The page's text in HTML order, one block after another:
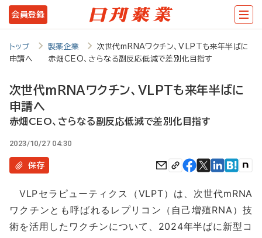
メ
イ
ン
テ
ツ
に
会員登録
トップ 製薬企業
次世代mRNAワクチン、VLPTも来年半ばに
申請へ 赤畑CEO、さらなる副反応低減で差別化目指す
次世代mRNAワクチン、VLPTも来年半ばに
申請へ
赤畑CEO、さらなる副反応低減で差別化目指す
2023/10/27 04:30
保存
VLPセラピューティクス（VLPT）は、次世代mRNA
ワクチンとも呼ばれるレプリコン（自己増殖RNA）技
術を活用したワクチンについて、2024年半ばに新型コ